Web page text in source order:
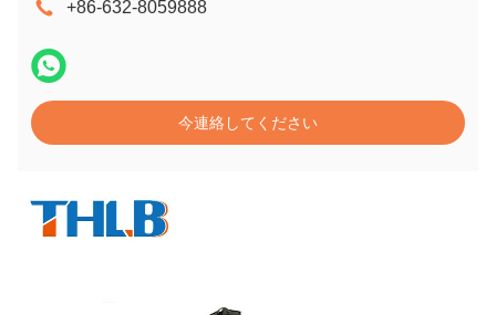
+86-632-8059888
今連絡してください